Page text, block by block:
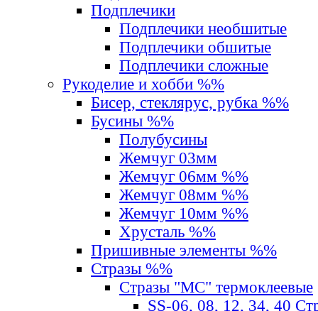
Подплечики
Подплечики необшитые
Подплечики обшитые
Подплечики сложные
Рукоделие и хобби %%
Бисер, стеклярус, рубка %%
Бусины %%
Полубусины
Жемчуг 03мм
Жемчуг 06мм %%
Жемчуг 08мм %%
Жемчуг 10мм %%
Хрусталь %%
Пришивные элементы %%
Стразы %%
Стразы "MС" термоклеевые
SS-06, 08, 12, 34, 40